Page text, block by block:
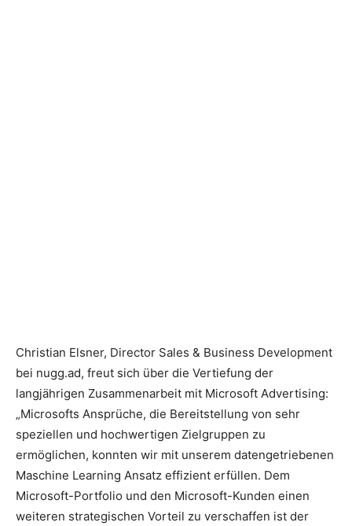
Christian Elsner, Director Sales & Business Development
bei nugg.ad, freut sich über die Vertiefung der
langjährigen Zusammenarbeit mit Microsoft Advertising:
„Microsofts Ansprüche, die Bereitstellung von sehr
speziellen und hochwertigen Zielgruppen zu
ermöglichen, konnten wir mit unserem datengetriebenen
Maschine Learning Ansatz effizient erfüllen. Dem
Microsoft-Portfolio und den Microsoft-Kunden einen
weiteren strategischen Vorteil zu verschaffen ist der